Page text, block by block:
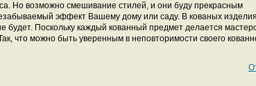
Но возможно смешивание стилей, и они буду прекрасным
эффект Вашему дому или саду. В кованых
будет. Поскольку каждый кованный предмет делается
что можно быть уверенным в неповторимости своего